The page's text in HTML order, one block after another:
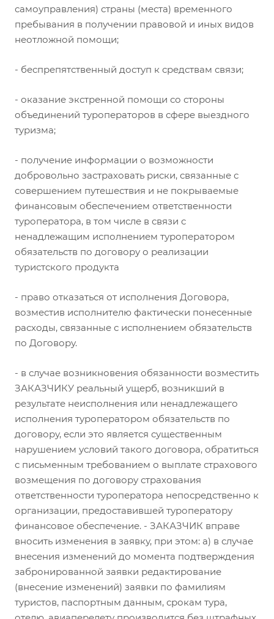
самоуправления) страны (места) временного
пребывания в получении правовой и иных видов
неотложной помощи;
- беспрепятственный доступ к средствам связи;
- оказание экстренной помощи со стороны
объединений туроператоров в сфере выездного
туризма;
- получение информации о возможности
добровольно застраховать риски, связанные с
совершением путешествия и не покрываемые
финансовым обеспечением ответственности
туроператора, в том числе в связи с
ненадлежащим исполнением туроператором
обязательств по договору о реализации
туристского продукта
- право отказаться от исполнения Договора,
возместив исполнителю фактически понесенные
расходы, связанные с исполнением обязательств
по Договору.
- в случае возникновения обязанности возместить
ЗАКАЗЧИКУ реальный ущерб, возникший в
результате неисполнения или ненадлежащего
исполнения туроператором обязательств по
договору, если это является существенным
нарушением условий такого договора, обратиться
с письменным требованием о выплате страхового
возмещения по договору страхования
ответственности туроператора непосредственно к
организации, предоставившей туроператору
финансовое обеспечение. - ЗАКАЗЧИК вправе
вносить изменения в заявку, при этом: а) в случае
внесения изменений до момента подтверждения
забронированной заявки редактирование
(внесение изменений) заявки по фамилиям
туристов, паспортным данным, срокам тура,